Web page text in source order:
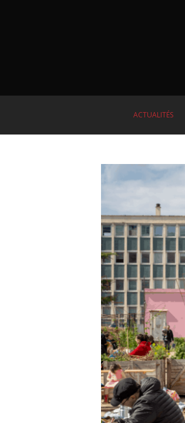
ACTUALITÉS